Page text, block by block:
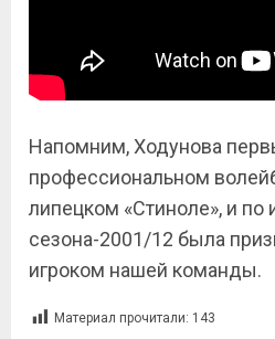
Напомним, Ходунова
профессиональном
липецком «Стиноле», и по
сезона-2001/12 была
игроком нашей команды.
Материал прочитали: 143